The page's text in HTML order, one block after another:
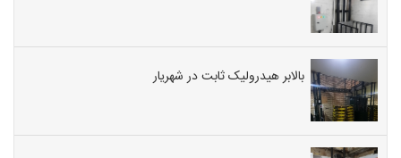
بالابر هیدرولیک ثابت در شهریار